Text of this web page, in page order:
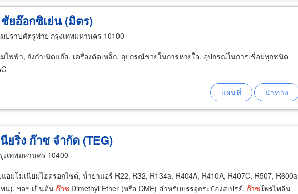
ยอ๊อกซิเย่น (มิตร)
ปราบศัตรูพ่าย กรุงเทพมหานคร 10100
ไฟฟ้า, ถังกำเนิดแก๊ส, เครื่องตัดเหล็ก, อุปกรณ์ช่วยในการหายใจ, อุปกรณ์ในการเชื่อมทุกชนิด
ยริ่ง ก๊าซ จำกัด (TEG)
เทพมหานคร 10400
อมโมเนียมไฮดรอกไซด์, น้ำยาแอร์ R22, R32, R134a, R404A, R410A, R407C, R507, R600a
พน), ฯลฯ เป็นต้น ก๊าซ Dimethyl Ether (หรือ DME) สำหรับบรรจุกระป๋องสเปรย์, ก๊าซโพรไพลีน